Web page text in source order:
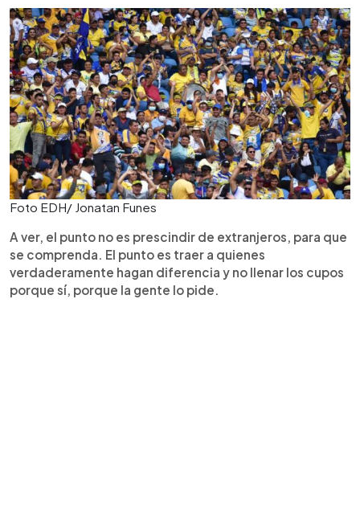
Foto EDH/ Jonatan Funes
A ver, el punto no es prescindir de extranjeros, para que
se comprenda. El punto es traer a quienes
verdaderamente hagan diferencia y no llenar los cupos
porque sí, porque la gente lo pide.